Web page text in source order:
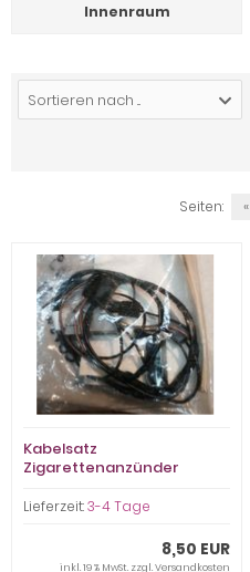
Innenraum
Sortieren nach ...
Seiten: «
Kabelsatz
Zigarettenanzünder
Lieferzeit:3-4 Tage
8,50 EUR
inkl. 19 % MwSt. zzgl.Versandkosten